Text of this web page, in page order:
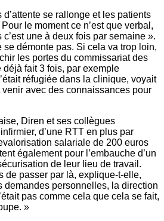
se rallonge et les patients
le moment ce n’est que verbal,
une à deux fois par semaine ».
se démonte pas. Si cela va trop loin,
les portes du commissariat des
déjà fait 3 fois, par exemple
réfugiée dans la clinique, voyait
avec des connaissances pour
Diren et ses collègues
d’une RTT en plus par
salariale de 200 euros
également pour l’embauche d’un
de leur lieu de travail.
de passer par là, explique-t-elle,
demandes personnelles, la direction
pas comme cela que cela se fait,
»